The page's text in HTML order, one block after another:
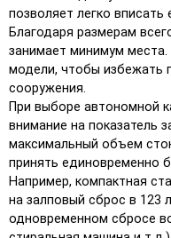
позволяет легко вписать
Благодаря размерам
занимает минимум
модели, чтобы избежать
сооружения.
При выборе автономной
внимание на показатель
максимальный объем
принять единовременно
Например, компактная
на залповый сброс в 123
одновременном сбросе